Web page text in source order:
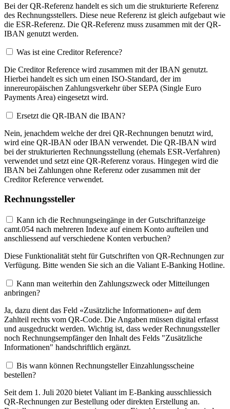
Bei der QR-Referenz handelt es sich um die strukturierte Referenz
des Rechnungsstellers. Diese neue Referenz ist gleich aufgebaut wie
die ESR-Referenz. Die QR-Referenz muss zusammen mit der QR-
IBAN genutzt werden.
Was ist eine Creditor Reference?
Die Creditor Reference wird zusammen mit der IBAN genutzt.
Hierbei handelt es sich um einen ISO-Standard, der im
innereuropäischen Zahlungsverkehr über SEPA (Single Euro
Payments Area) eingesetzt wird.
Ersetzt die QR-IBAN die IBAN?
Nein, jenachdem welche der drei QR-Rechnungen benutzt wird,
wird eine QR-IBAN oder IBAN verwendet. Die QR-IBAN wird
bei der strukturierten Rechnungsstellung (ehemals ESR-Verfahren)
verwendet und setzt eine QR-Referenz voraus. Hingegen wird die
IBAN bei Zahlungen ohne Referenz oder zusammen mit der
Creditor Reference verwendet.
Rechnungssteller
Kann ich die Rechnungseingänge in der Gutschriftanzeige
camt.054 nach mehreren Indexe auf einem Konto aufteilen und
anschliessend auf verschiedene Konten verbuchen?
Diese Funktionalität steht für Gutschriften von QR-Rechnungen zur
Verfügung. Bitte wenden Sie sich an die Valiant E-Banking Hotline.
Kann man weiterhin den Zahlungszweck oder Mitteilungen
anbringen?
Ja, dazu dient das Feld «Zusätzliche Informationen» auf dem
Zahlteil rechts vom QR-Code. Die Angaben müssen digital erfasst
und ausgedruckt werden. Wichtig ist, dass weder Rechnungssteller
noch Rechnungsempfänger den Inhalt des Felds "Zusätzliche
Informationen" handschriftlich ergänzt.
Bis wann können Rechnungsteller Einzahlungsscheine
bestellen?
Seit dem 1. Juli 2020 bietet Valiant im E-Banking ausschliessich
QR-Rechnungen zur Bestellung oder direkten Erstellung an.